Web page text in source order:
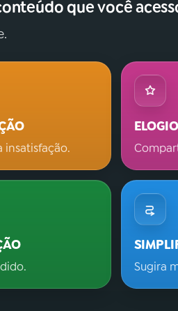
que você
insatisfação.
ELOGIO
Sugira